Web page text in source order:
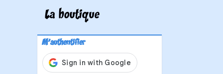
La boutique
M'authentifier